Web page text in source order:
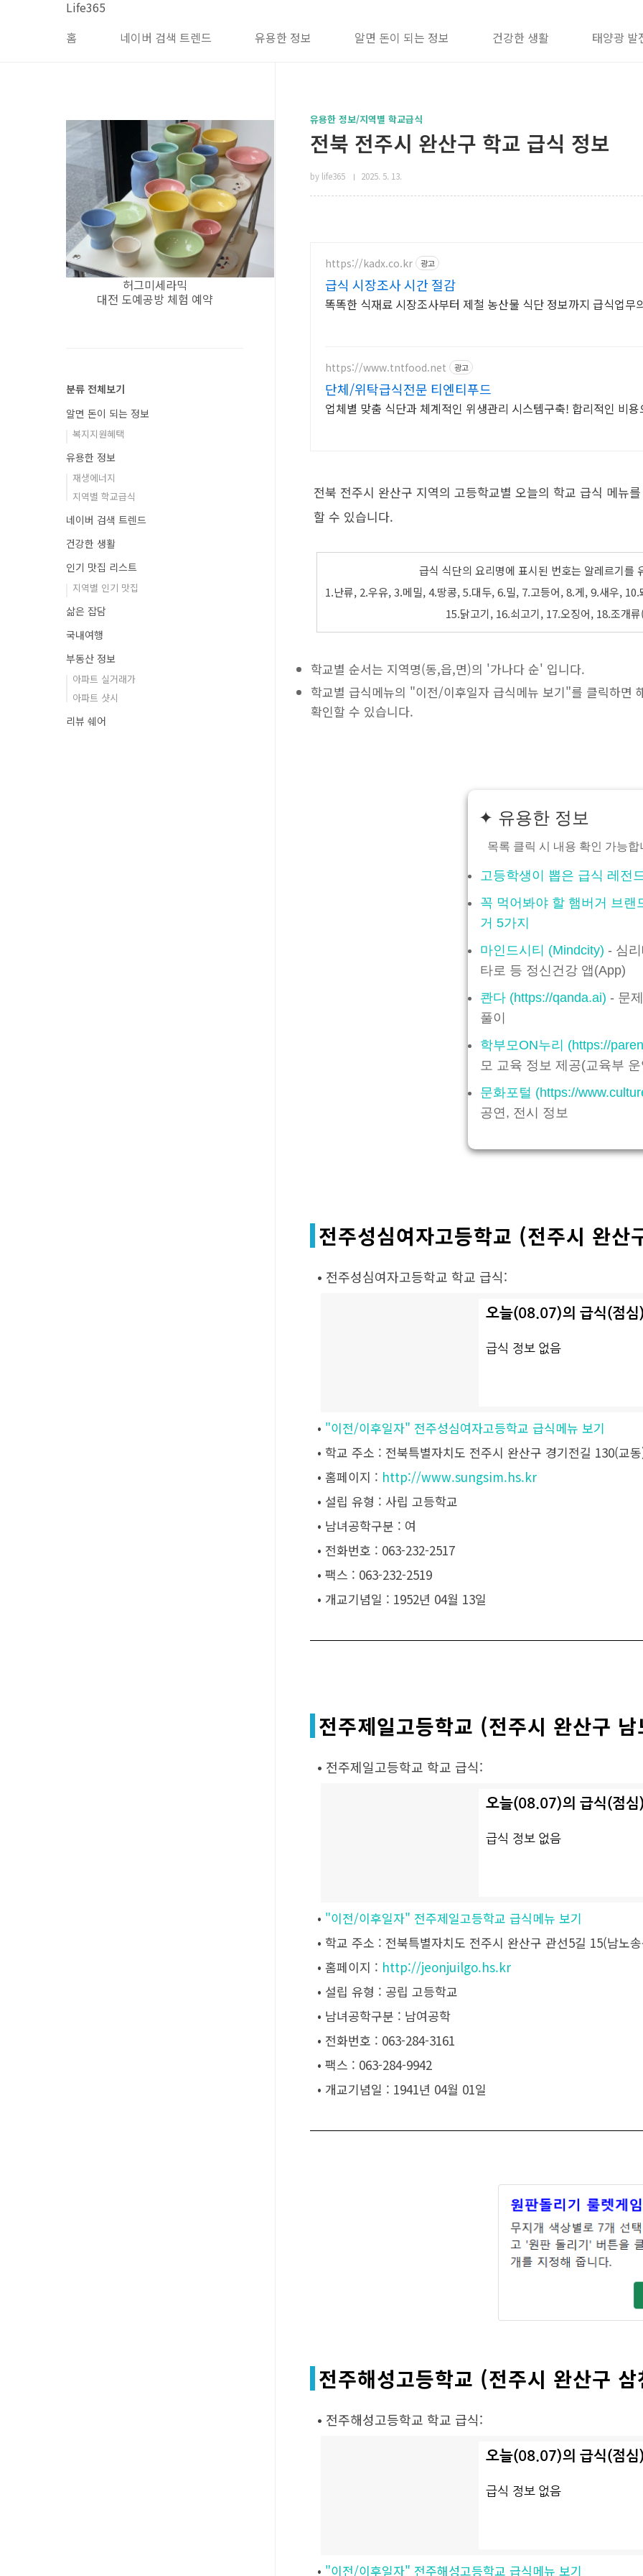
Life365
홈
네이버 검색 트렌드 유용한 정보 알면 돈이 되는 정보 건강한 생활 태양광 발
유용한 정보/지역별 학교급식
전북 전주시 완산구 학교 급식 정보
by life365 2025. 5. 13.
https://kadx.co.kr 광고
급식 시장조사 시간 절감
똑똑한 식재료 시장조사부터 제철 농산물 식단 정보까지 급식업무
https://www.tntfood.net 광고
단체/위탁급식전문 티엔티푸드
업체별 맞춤 식단과 체계적인 위생관리 시스템구축! 합리적인 비
전북 전주시 완산구 지역의 고등학교별 오늘의 학교 급식 메뉴
할 수 있습니다.
급식 식단의 요리명에 표시된 번호는 알레르기를
1.난류, 2.우유, 3.메밀, 4.땅콩, 5.대두, 6.밀, 7.고등어, 8.게, 9.새우,
15.닭고기, 16.쇠고기, 17.오징어, 18.조개
학교별 순서는 지역명(동,읍,면)의 '가나다 순' 입니다.
학교별 급식메뉴의 "이전/이후일자 급식메뉴 보기"를 클릭하면
확인할 수 있습니다.
✦ 유용한 정보
목록 클릭 시 내용 확인 가능합
고등학생이 뽑은 급식 레전
꼭 먹어봐야 할 햄버거 브랜
거 5가지
마인드시티 (Mindcity) - 심
타로 등 정신건강 앱(App)
콴다 (https://qanda.ai) - 문
풀이
학부모ON누리 (https://
모 교육 정보 제공(교육부
문화포털 (https://
공연, 전시 정보
전주성심여자고등학교 (전주시 완산
• 전주성심여자고등학교 학교 급식:
• "이전/이후일자" 전주성심여자고등학교 급식메뉴 보기
• 학교 주소 : 전북특별자치도 전주시 완산구 경기전길 130(교
• 홈페이지 : http://www.sungsim.hs.kr
• 설립 유형 : 사립 고등학교
• 남녀공학구분 : 여
• 전화번호 : 063-232-2517
• 팩스 : 063-232-2519
• 개교기념일 : 1952년 04월 13일
전주제일고등학교 (전주시 완산구
• 전주제일고등학교 학교 급식:
• "이전/이후일자" 전주제일고등학교 급식메뉴 보기
• 학교 주소 : 전북특별자치도 전주시 완산구 관선5길 15(남노
• 홈페이지 : http://jeonjuilgo.hs.kr
• 설립 유형 : 공립 고등학교
• 남녀공학구분 : 남여공학
• 전화번호 : 063-284-3161
• 팩스 : 063-284-9942
• 개교기념일 : 1941년 04월 01일
전주해성고등학교 (전주시 완산구
• 전주해성고등학교 학교 급식:
• "이전/이후일자" 전주해성고등학교 급식메뉴 보기
허그미세라믹
대전 도예공방 체험 예약
분류 전체보기
알면 돈이 되는 정보
복지지원혜택
유용한 정보
재생에너지
지역별 학교급식
네이버 검색 트렌드
건강한 생활
인기 맛집 리스트
지역별 인기 맛집
삶은 잡담
국내여행
부동산 정보
아파트 실거래가
아파트 샷시
리뷰 쉐어